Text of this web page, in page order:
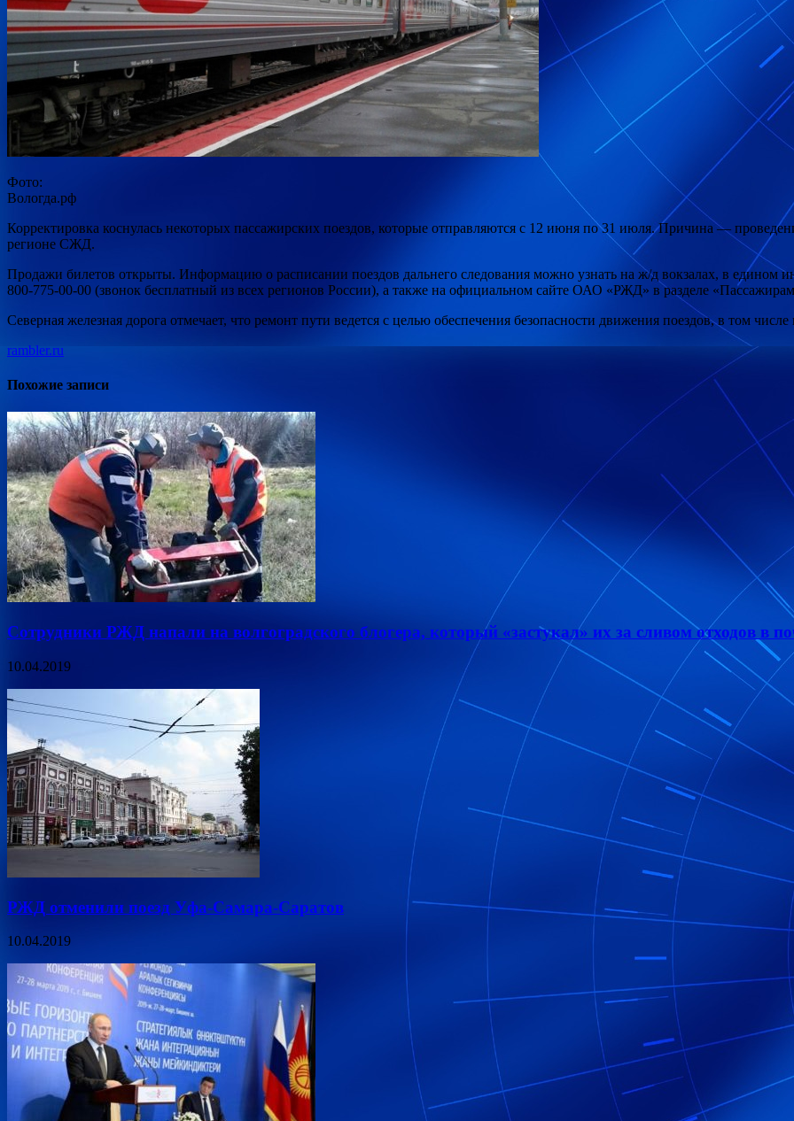
Фото:
Вологда.рф
Корректировка коснулась некоторых пассажирских поездов, которые отправляются с 12 июня по 31 июля. Причина —
регионе СЖД.
Продажи билетов открыты. Информацию о расписании поездов дальнего следования можно узнать на ж/д вокзалах, в
800-775-00-00 (звонок бесплатный из всех регионов России), а также на официальном сайте ОАО «РЖД» в разделе
Северная железная дорога отмечает, что ремонт пути ведется с целью обеспечения безопасности движения поездов, в том
rambler.ru
Похожие записи
Сотрудники РЖД напали на волгоградского блогера, который «застукал» их за сливом отходов в
10.04.2019
РЖД отменили поезд Уфа-Самара-Саратов
10.04.2019